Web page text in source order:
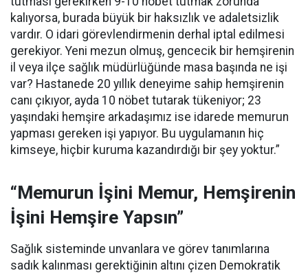
kalıyorsa, burada büyük bir haksızlık ve adaletsizlik
vardır. O idari görevlendirmenin derhal iptal edilmesi
gerekiyor. Yeni mezun olmuş, gencecik bir hemşirenin
il veya ilçe sağlık müdürlüğünde masa başında ne işi
var? Hastanede 20 yıllık deneyime sahip hemşirenin
canı çıkıyor, ayda 10 nöbet tutarak tükeniyor; 23
yaşındaki hemşire arkadaşımız ise idarede memurun
yapması gereken işi yapıyor. Bu uygulamanın hiç
kimseye, hiçbir kuruma kazandırdığı bir şey yoktur.”
“Memurun İşini Memur, Hemşirenin
İşini Hemşire Yapsın”
Sağlık sisteminde unvanlara ve görev tanımlarına
sadık kalınması gerektiğinin altını çizen Demokratik